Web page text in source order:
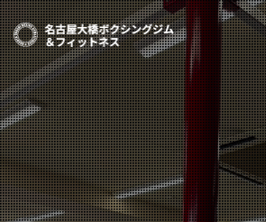
TOP
新着情報
ご予約
プライベートコース予
レンタルスタジオ予約
名古屋大橋ボクシングジム
大橋弘政プロフィール
スタッフ紹介
料金案内
設備紹介